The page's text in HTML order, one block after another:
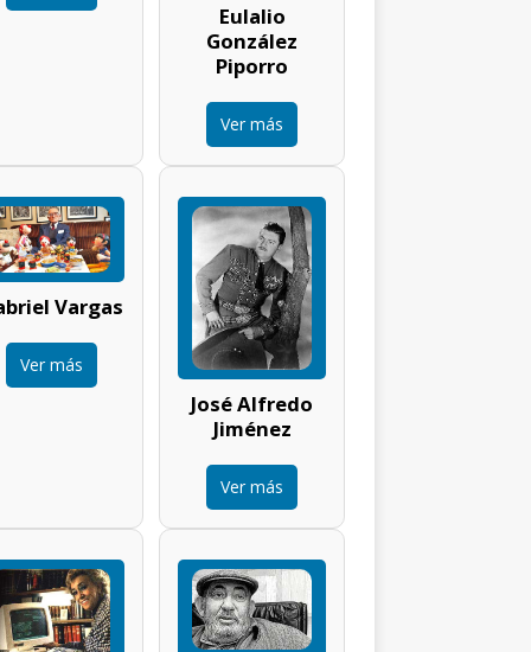
Eulalio
González
Piporro
Ver más
Vargas
Ver más
José Alfredo
Jiménez
Ver más